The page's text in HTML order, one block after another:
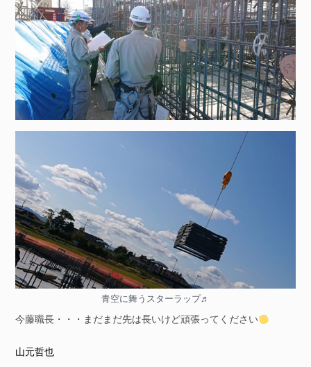
青空に舞うスターラップ♬
今藤職長・・・まだまだ先は長いけど頑張ってください
山元哲也